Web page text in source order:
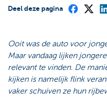
Deel deze pagina
Ooit was de auto voor
Maar vandaag lijken
relevant te vinden. De
kijken is namelijk flink
vaker schuiven ze hun